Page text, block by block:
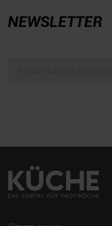
NEWSLETTER